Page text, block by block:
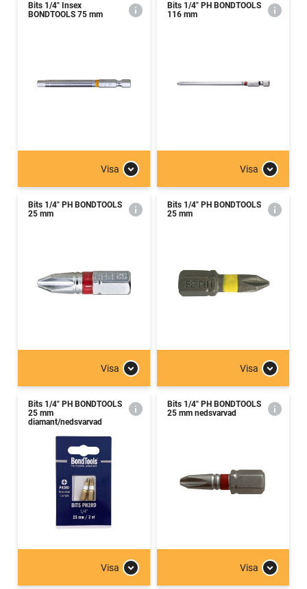
Bits 1/4" Insex
BONDTOOLS 75 mm
Visa
Bits 1/4" PH BONDTOOLS
116 mm
Visa
Bits 1/4" PH BONDTOOLS
25 mm
Visa
Bits 1/4" PH BONDTOOLS
25 mm
Visa
Bits 1/4" PH BONDTOOLS
25 mm
diamant/nedsvarvad
Visa
Bits 1/4" PH BONDTOOLS
25 mm nedsvarvad
Visa